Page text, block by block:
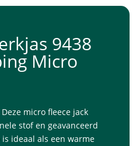
9438
Micro
micro fleece jack
stof en geavanceerd
ideaal als een warme